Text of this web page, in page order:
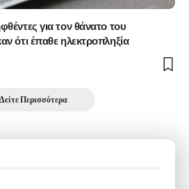
για τον θάνατο του
ότι έπαθε ηλεκτροπληξία
Δείτε Περισσότερα